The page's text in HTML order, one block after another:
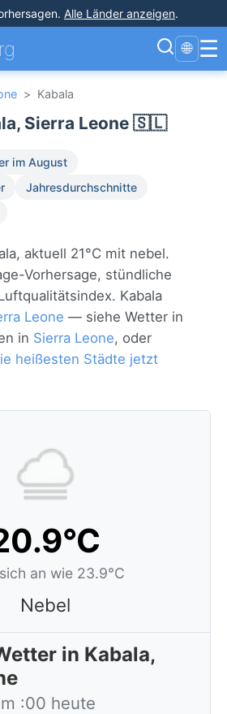
. Alle Länder anzeigen.
🌐 ☰
> Kabala
Sierra Leone 🇸🇱
im August
Jahresdurchschnitte
aktuell 21°C mit nebel.
Vorhersage, stündliche
Kabala
Leone — siehe Wetter in
in Sierra Leone, oder
heißesten Städte jetzt
an wie 23.9°C
Nebel
in Kabala,
:00 heute